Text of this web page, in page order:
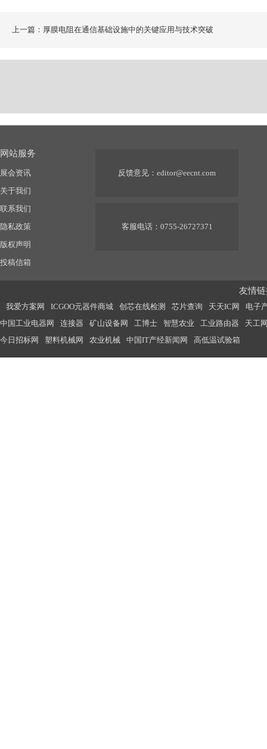
上一篇：厚膜电阻在通信基础设施中的关键应用与技术突破
网站服务
展会资讯
关于我们
联系我们
隐私政策
版权声明
投稿信箱
反馈意见： editor@eecnt.com
客服电话：0755-26727371
友情
我爱方案网 ICGOO元器件商城 创芯在线检测 芯片查询 天天IC网
电子
中国工业电器网
连接器 矿山设备网 工博士 智慧农业 工业路由器
天工
今日招标网
塑料机械网 农业机械 中国IT产经新闻网 高低温试验箱